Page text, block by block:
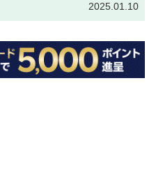
2025.01.10